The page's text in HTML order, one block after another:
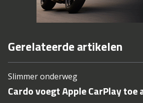
Gerelateerde artikelen
Slimmer onderweg
Cardo voegt Apple CarPlay toe